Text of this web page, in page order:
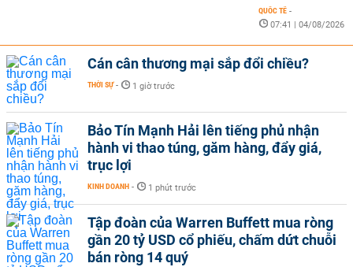
QUỐC TẾ -
07:41 | 04/08/2026
Cán cân thương mại sắp đổi chiều?
THỜI SỰ - 1 giờ trước
Bảo Tín Mạnh Hải lên tiếng phủ nhận
hành vi thao túng, găm hàng, đẩy giá,
trục lợi
KINH DOANH - 1 phút trước
Tập đoàn của Warren Buffett mua ròng
gần 20 tỷ USD cổ phiếu, chấm dứt chuỗi
bán ròng 14 quý